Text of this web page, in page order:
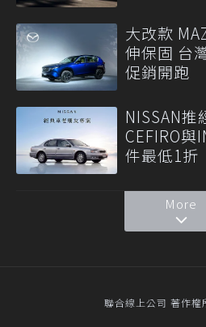
大改款
伸保固 台
促銷開跑
NISSAN
CEFIRO與
件最低1折
More
聯合線上公司 著作權